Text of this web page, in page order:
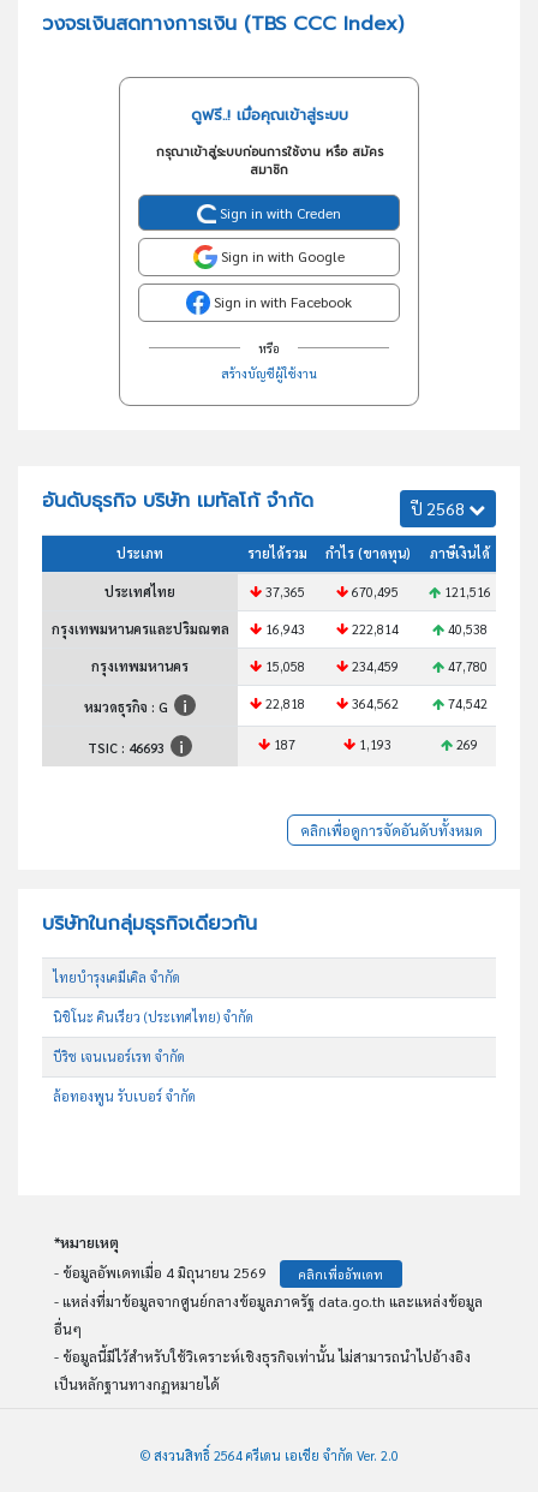
วงจรเงินสดทางการเงิน (TBS CCC Index)
ดูฟรี..! เมื่อคุณเข้าสู่ระบบ
กรุณาเข้าสู่ระบบก่อนการใช้งาน หรือ สมัคร
สมาชิก
Sign in with Creden
Sign in with Google
Sign in with Facebook
หรือ
สร้างบัญชีผู้ใช้งาน
อันดับธุรกิจ บริษัท เมทัลโก้ จำกัด ปี 2568
ประเภท รายได้รวม กำไร (ขาดทุน) ภาษีเงินได้
ประเทศไทย 37,365 670,495 121,516
กรุงเทพมหานครและปริมณฑล 16,943 222,814 40,538
กรุงเทพมหานคร 15,058 234,459 47,780
หมวดธุรกิจ : G 22,818 364,562 74,542
TSIC : 46693 187 1,193 269
คลิกเพื่อดูการจัดอันดับทั้งหมด
บริษัทในกลุ่มธุรกิจเดียวกัน
ไทยบำรุงเคมีเคิล จำกัด
นิชิโนะ คินเรียว (ประเทศไทย) จำกัด
บีริช เจนเนอร์เรท จำกัด
ล้อทองพูน รับเบอร์ จำกัด
*หมายเหตุ
- ข้อมูลอัพเดทเมื่อ 4 มิถุนายน 2569
คลิกเพื่ออัพเดท
- แหล่งที่มาข้อมูลจากศูนย์กลางข้อมูลภาครัฐ data.go.th และแหล่งข้อมูล
อื่นๆ
- ข้อมูลนี้มีไว้สำหรับใช้วิเคราะห์เชิงธุรกิจเท่านั้น ไม่สามารถนำไปอ้างอิง
เป็นหลักฐานทางกฏหมายได้
© สงวนสิทธิ์ 2564 ครีเดน เอเชีย จำกัด Ver. 2.0